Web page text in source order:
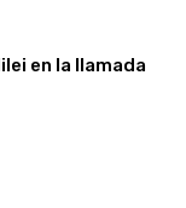
en la llamada